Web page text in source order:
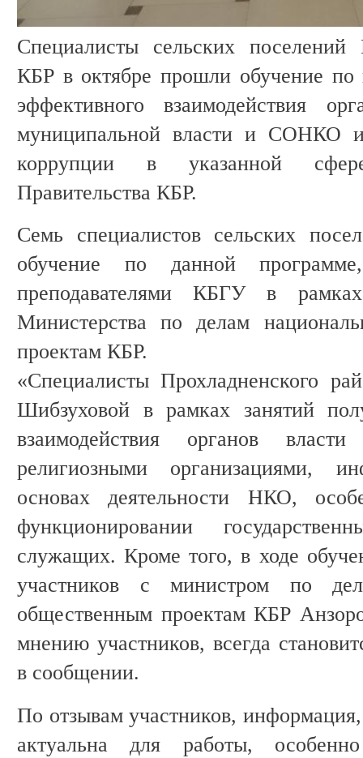
Специалисты сельских поселений
КБР в октябре прошли обучение по
эффективного взаимодействия
муниципальной власти и СОНКО
коррупции в указанной
Правительства КБР.
Семь специалистов сельских
обучение по данной
преподавателями КБГУ в
Министерства по делам
проектам КБР.
«Специалисты Прохладненского
Шибзуховой в рамках занятий
взаимодействия органов
религиозными организациями,
основах деятельности НКО,
функционировании
служащих. Кроме того, в ходе
участников с министром по
общественным проектам КБР
мнению участников, всегда
в сообщении.
По отзывам участников,
актуальна для работы,